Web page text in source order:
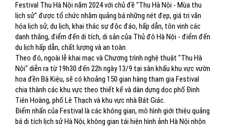
Festival Thu Hà Nội năm 2024 với chủ đề "Thu Hà Nội - Mùa thu
lịch sử" được tổ chức nhằm quảng bá những nét đẹp, giá trị văn
hóa lịch sử, du lịch, khai thác sự độc đáo, hấp dẫn, tôn vinh các
danh thắng, điểm đến di tích, di sản của Thủ đô Hà Nội - điểm đến
du lịch hấp dẫn, chất lượng và an toàn.
Theo đó, ngoài lễ khai mạc và Chương trình nghệ thuật "Thu Hà
Nội" diễn ra từ 19h30 đến 22h ngày 13/9 tại sân khấu khu vực vườn
hoa đền Bà Kiệu, sẽ có khoảng 150 gian hàng tham gia Festival
chia thành các khu vực theo thiết kế và dàn dựng dọc phố Đinh
Tiên Hoàng, phố Lê Thạch và khu vực nhà Bát Giác.
Điểm nhấn của Festival là các không gian, mô hình giới thiệu quảng
bá di tích lịch sử Hà Nội; không gian tái hiện hình ảnh Hà Nội nhộn